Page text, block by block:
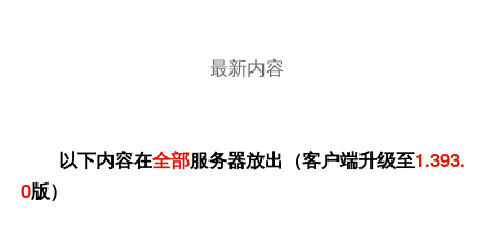
最新内容
以下内容在全部服务器放出（客户端升级至1.393.
0版）